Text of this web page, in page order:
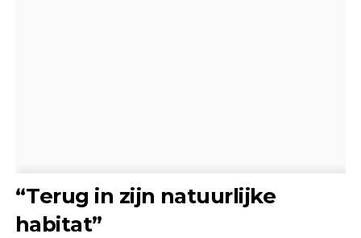
“Terug in zijn natuurlijke
habitat”